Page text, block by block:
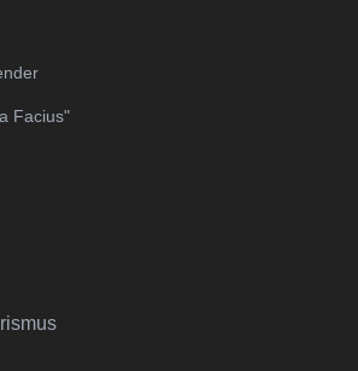
Facius"